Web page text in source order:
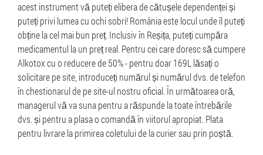
acest instrument vă puteți elibera de cătușele dependenței și
puteți privi lumea cu ochi sobri! România este locul unde îl puteți
obține la cel mai bun preț. Inclusiv în Reșița, puteți cumpăra
medicamentul la un preț real. Pentru cei care doresc să cumpere
Alkotox cu o reducere de 50% - pentru doar 169L lăsați o
solicitare pe site, introduceți numărul și numărul dvs. de telefon
în chestionarul de pe site-ul nostru oficial. În următoarea oră,
managerul vă va suna pentru a răspunde la toate întrebările
dvs. și pentru a plasa o comandă în viitorul apropiat. Plata
pentru livrare la primirea coletului de la curier sau prin poștă.